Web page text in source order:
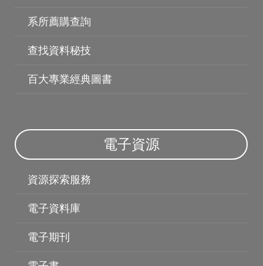
博碩士論文
系所薦購查詢
查找資料秘技
百大專業經典圖書
電子資源
資源探索服務
電子資料庫
電子期刊